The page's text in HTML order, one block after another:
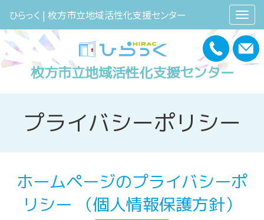
ひらっく | 枚方市立地域活性化支援センター
枚方市立地域活性化支援センター
プライバシーポリシー
ホームページのプライバシーポ
リシー （個人情報保護方針）